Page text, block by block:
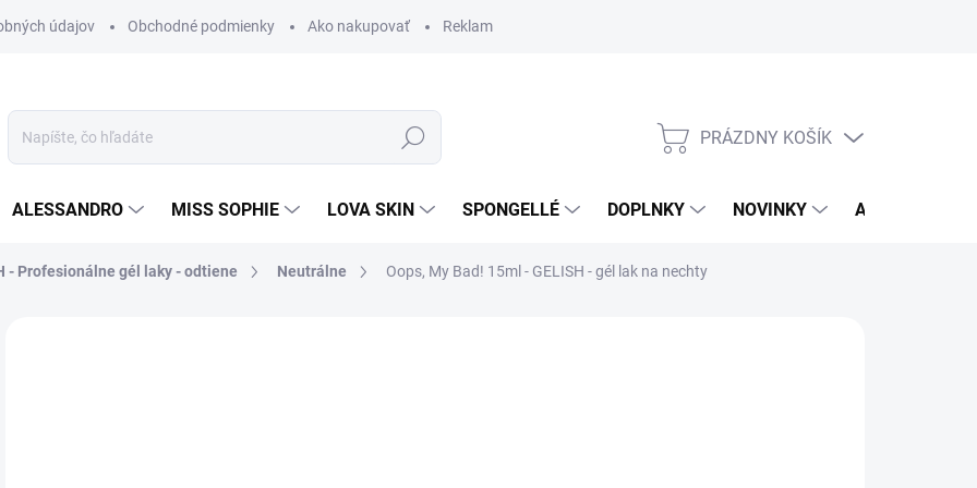
údajov Obchodné podmienky Ako nakupovať Reklamačný poriadok
Hľadať
NÁKUPNÝ
PRÁZDNY KOŠÍK
ALESSANDRO MISS SOPHIE LOVA SKIN SPONGELLÉ DOPLNKY NOVINKY AKCIA
- Profesionálne gél laky - odtiene Neutrálne Oops, My Bad! 15ml - GELISH - gél lak na nechty